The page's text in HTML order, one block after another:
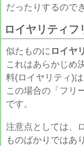
だったりするので
ロイヤリティフ
似たものに ロイヤ
これはあらかじめ
料(ロイヤリティ)
この場合の「フリ
です。
注意点としては、
ものばかりではあ